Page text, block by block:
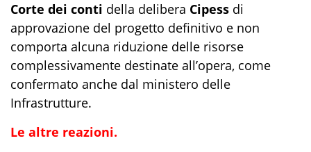
Corte dei conti della delibera Cipess di
approvazione del progetto definitivo e non
comporta alcuna riduzione delle risorse
complessivamente destinate all’opera, come
confermato anche dal ministero delle
Infrastrutture.
Le altre reazioni.